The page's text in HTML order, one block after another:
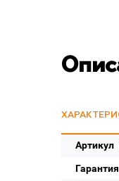
Артикул
Гарантия